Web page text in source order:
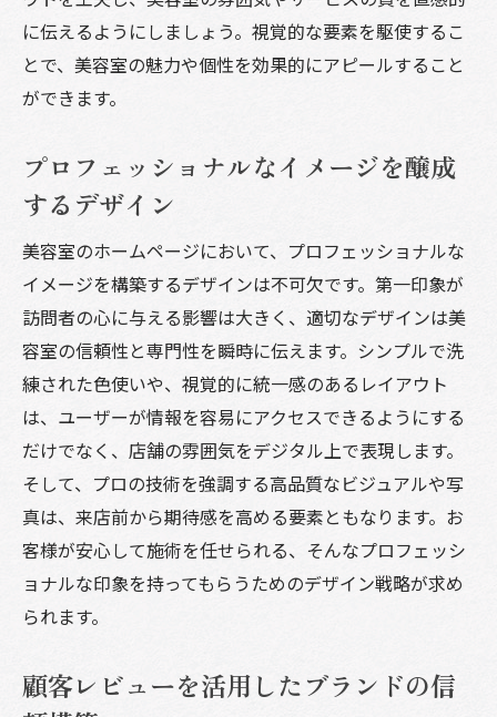
に伝えるようにしましょう。視覚的な要素を駆使するこ
とで、美容室の魅力や個性を効果的にアピールすること
ができます。
プロフェッショナルなイメージを醸成
するデザイン
美容室のホームページにおいて、プロフェッショナルな
イメージを構築するデザインは不可欠です。第一印象が
訪問者の心に与える影響は大きく、適切なデザインは美
容室の信頼性と専門性を瞬時に伝えます。シンプルで洗
練された色使いや、視覚的に統一感のあるレイアウト
は、ユーザーが情報を容易にアクセスできるようにする
だけでなく、店舗の雰囲気をデジタル上で表現します。
そして、プロの技術を強調する高品質なビジュアルや写
真は、来店前から期待感を高める要素ともなります。お
客様が安心して施術を任せられる、そんなプロフェッシ
ョナルな印象を持ってもらうためのデザイン戦略が求め
られます。
顧客レビューを活用したブランドの信